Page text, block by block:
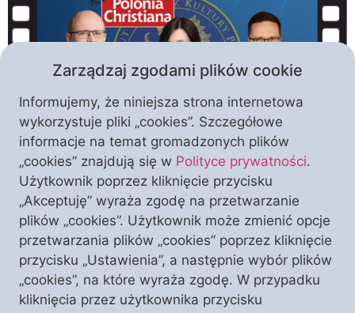
Dlaczego w kręgach lewicowo – liberalnych działania
Instytutu Ordo Iuiris wywołują tyle negatywnych
emocji? Czego boją się skrajnie rewolucyjne
środowiska, którym regularnie udowadnia się
łamanie prawa i wytyka działania wymierzone w
państwo polskie? Zapraszamy Państwa do Krakowa
na wyjątkowo emocjonujące spotkanie Klubu
„Polonia Christiana” połączone z emisją filmu „Ordo
Zarządzaj zgodami plików cookie
Informujemy, że niniejsza strona internetowa
wykorzystuje pliki „cookies”. Szczegółowe
informacje na temat gromadzonych plików
„cookies” znajdują się w Polityce prywatności.
Użytkownik poprzez kliknięcie przycisku
„Akceptuję” wyraża zgodę na przetwarzanie
plików „cookies”. Użytkownik może zmienić opcje
przetwarzania plików „cookies” poprzez kliknięcie
przycisku „Ustawienia”, a następnie wybór plików
„cookies”, na które wyraża zgodę. W przypadku
kliknięcia przez użytkownika przycisku